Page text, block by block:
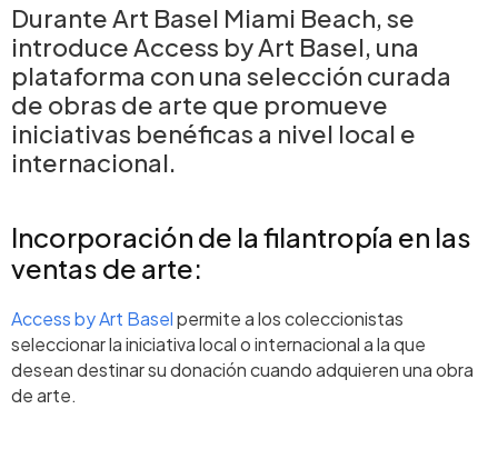
Durante Art Basel Miami Beach, se
introduce Access by Art Basel, una
plataforma con una selección curada
de obras de arte que promueve
iniciativas benéficas a nivel local e
internacional.
Incorporación de la filantropía en las
ventas de arte:
Access by Art Baselpermite a los coleccionistas
seleccionar la iniciativa local o internacional a la que
desean destinar su donación cuando adquieren una obra
de arte.